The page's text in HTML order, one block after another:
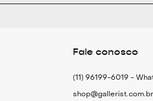
Alças com
Bordado frontal
Fale conosco
(11) 96199-6019 -
shop@gallerist.com.br